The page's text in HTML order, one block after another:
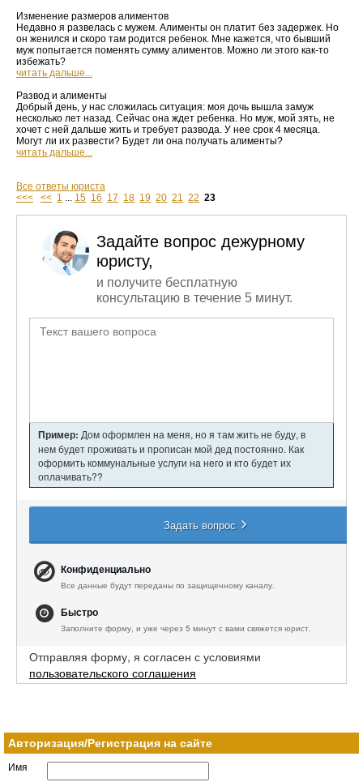
Изменение размеров алиментов
Недавно я развелась с мужем. Алименты он платит без задержек. Но
он женился и скоро там родится ребенок. Мне кажется, что бывший
муж попытается поменять сумму алиментов. Можно ли этого как-то
избежать?
читать дальше...
Развод и алименты
Добрый день, у нас сложилась ситуация: моя дочь вышла замуж
несколько лет назад. Сейчас она ждет ребенка. Но муж, мой зять, не
хочет с ней дальше жить и требует развода. У нее срок 4 месяца.
Могут ли их развести? Будет ли она получать алименты?
читать дальше...
Все ответы юриста
<<<
<< 1 ... 15 16 17 18 19 20 21 22 23
Задайте вопрос дежурному
юристу,
и получите бесплатную
консультацию в течение 5 минут.
Пример: Дом оформлен на меня, но я там жить не буду, в
нем будет проживать и прописан мой дед постоянно. Как
оформить коммунальные услуги на него и кто будет их
оплачивать??
Задать вопрос
Конфиденциально
Все данные будут переданы по защищенному каналу.
Быстро
Заполните форму, и уже через 5 минут с вами свяжется юрист.
Отправляя форму, я согласен с условиями
пользовательского соглашения
Авторизация/Регистрация на сайте
Имя